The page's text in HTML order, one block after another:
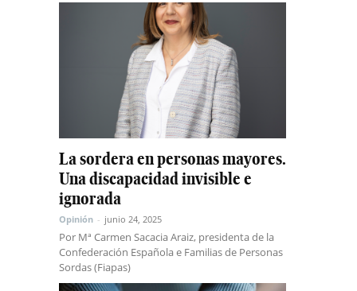
La sordera en personas mayores.
Una discapacidad invisible e
ignorada
Opinión - junio 24, 2025
Por Mª Carmen Sacacia Araiz, presidenta de la
Confederación Española e Familias de Personas
Sordas (Fiapas)